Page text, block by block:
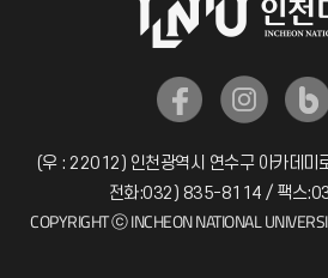
(우 : 22012) 인천광역시 연수구 아카데미
전화:032) 835-8114 / 팩스
COPYRIGHT ⓒ INCHEON NATIONAL